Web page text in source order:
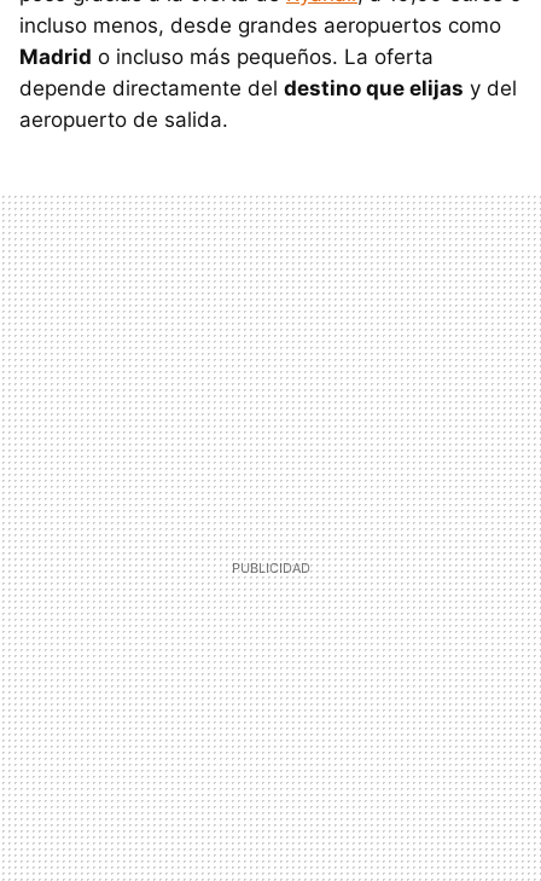
incluso menos, desde grandes aeropuertos como
Madrid o incluso más pequeños. La oferta
depende directamente del destino que elijas y del
aeropuerto de salida.